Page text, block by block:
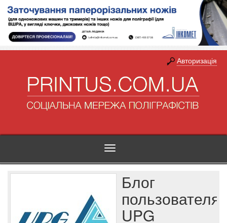
Авторизація
Toggle
Блог
пользователя
UPG